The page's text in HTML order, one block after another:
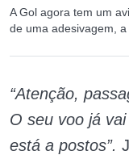
A Gol agora tem um
de uma adesivagem,
“Atenção,
O seu voo já
está a postos”.